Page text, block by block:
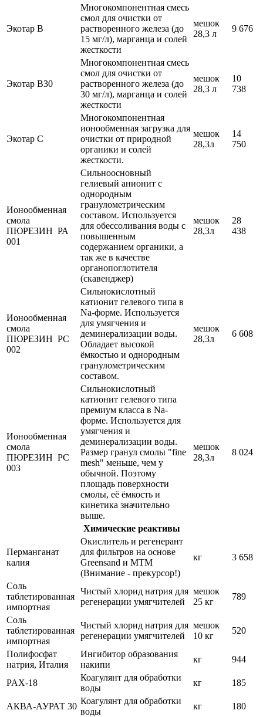
Экотар В
Многокомпонентная смесь
смол для очистки от
растворенного железа (до
15 мг/л), марганца и солей
жесткости
мешок
28,3 л
9 676
Экотар В30
Многокомпонентная смесь
смол для очистки от
растворенного железа (до
30 мг/л), марганца и солей
жесткости
мешок
28,3 л
10
738
Экотар С
Многокомпонентная
ионообменная загрузка для
очистки от природной
органики и солей
жесткости.
мешок
28,3л
14
750
Ионообменная
смола
ПЮРЕЗИН РА
001
Сильноосновный
гелиевый анионит с
однородным
гранулометрическим
составом. Используется
для обессоливания воды с
повышенным
содержанием органики, а
так же в качестве
органопоглотителя
(скавенджер)
мешок
28,3л
28
438
Ионообменная
смола
ПЮРЕЗИН РС
002
Сильнокислотный
катионит гелевого типа в
Na-форме. Используется
для умягчения и
деминерализации воды.
Обладает высокой
ёмкостью и однородным
гранулометрическим
составом.
мешок
28,3л
6 608
Ионообменная
смола
ПЮРЕЗИН РС
003
Сильнокислотный
катионит гелевого типа
премиум класса в Na-
форме. Используется для
умягчения и
деминерализации воды.
Размер гранул смолы "fine
mesh" меньше, чем у
обычной. Поэтому
площадь поверхности
смолы, её ёмкость и
кинетика значительно
выше.
мешок
28,3л
8 024
Химические реактивы
Перманганат
калия
Окислитель и регенерант
для фильтров на основе
Greensand и MTM
(Внимание - прекурсор!)
кг 3 658
Соль
таблетированная
импортная
Чистый хлорид натрия для
регенерации умягчителей
мешок
25 кг
789
Соль
таблетированная
импортная
Чистый хлорид натрия для
регенерации умягчителей
мешок
10 кг
520
Полифосфат
натрия, Италия
Ингибитор образования
накипи
кг 944
PAX-18
Коагулянт для обработки
воды
кг 185
АКВА-АУРАТ 30
Коагулянт для обработки
воды
кг 180